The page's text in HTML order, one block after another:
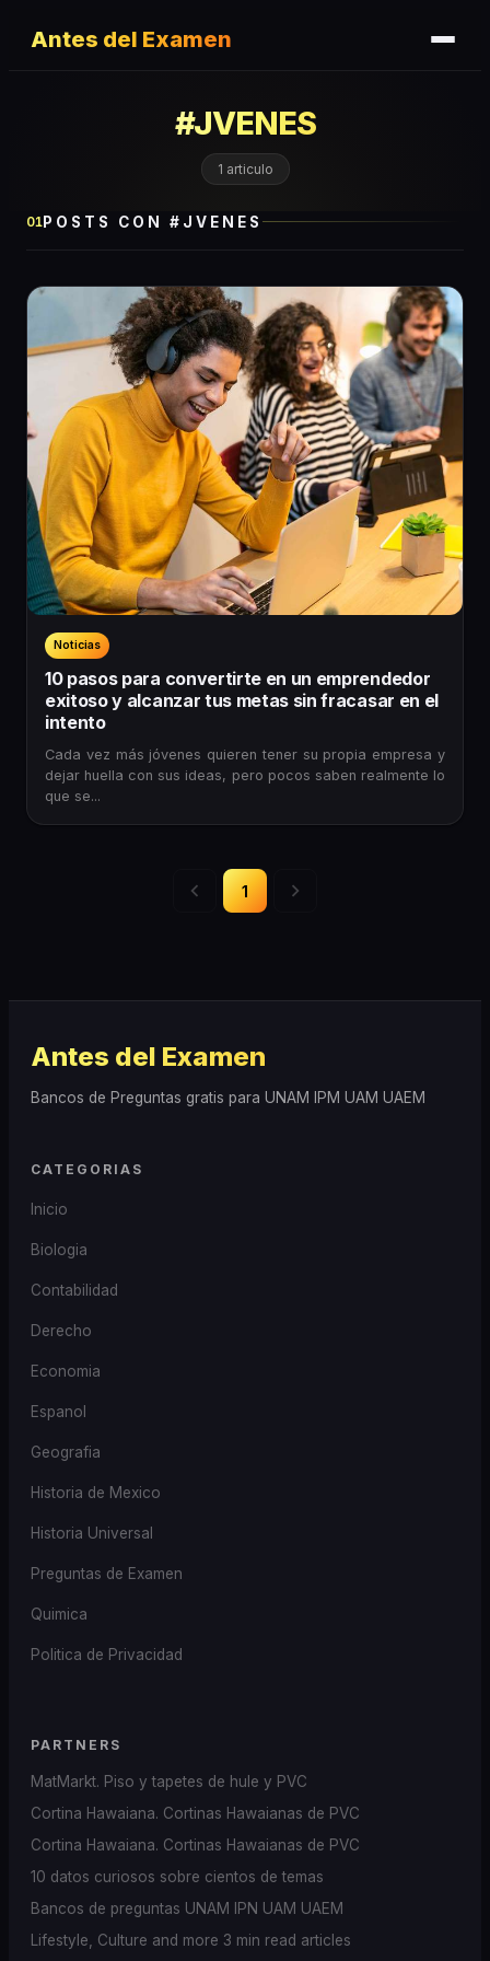
Antes del Examen
#JVENES
1 articulo
01POSTS CON # JVENES
Noticias
10 pasos para convertirte en un emprendedor
exitoso y alcanzar tus metas sin fracasar en el
intento
Cada vez más jóvenes quieren tener su propia empresa y
dejar huella con sus ideas, pero pocos saben realmente lo
que se...
1
Antes del Examen
Bancos de Preguntas gratis para UNAM IPM UAM UAEM
CATEGORIAS
Inicio
Biologia
Contabilidad
Derecho
Economia
Espanol
Geografia
Historia de Mexico
Historia Universal
Preguntas de Examen
Quimica
Politica de Privacidad
PARTNERS
MatMarkt. Piso y tapetes de hule y PVC
Cortina Hawaiana. Cortinas Hawaianas de PVC
Cortina Hawaiana. Cortinas Hawaianas de PVC
10 datos curiosos sobre cientos de temas
Bancos de preguntas UNAM IPN UAM UAEM
Lifestyle, Culture and more 3 min read articles